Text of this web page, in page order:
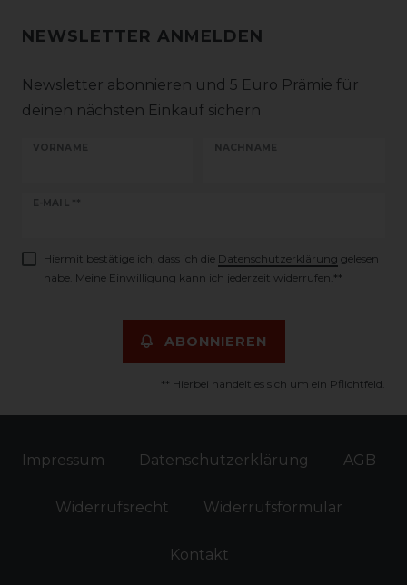
NEWSLETTER ANMELDEN
Newsletter abonnieren und 5 Euro Prämie für
deinen nächsten Einkauf sichern
VORNAME NACHNAME
E-MAIL **
Newsletter
Hiermit bestätige ich, dass ich die Daten­schutz­erklärung gelesen
habe. Meine Einwilligung kann ich jederzeit widerrufen.**
ABONNIEREN
** Hierbei handelt es sich um ein Pflichtfeld.
Impressum Daten­schutz­erklärung AGB
Widerrufs­recht Widerrufs­formular
Kontakt